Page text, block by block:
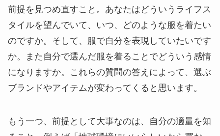
前提を見つめ直すこと。あなたはどういうライフス
タイルを望んでいて、いつ、どのような服を着たい
のですか。そして、服で自分を表現していたいです
か。また自分で選んだ服を着ることでどういう感情
になりますか。これらの質問の答えによって、選ぶ
ブランドやアイテムが変わってくると思います。
もう一つ、前提として大事なのは、自分の適量を知